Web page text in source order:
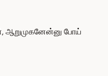
ஆறுமுகனேன்னு போய்